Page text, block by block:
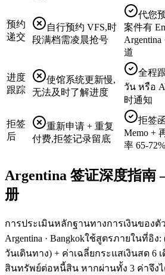
预约
递交
自行预约 VFS,时
段满档需凌晨抢号
代您
案件有
Argentina
道
进度
跟踪
使馆系统更新慢,
无法及时了解进度
全程
วัน หรือ
时通知
拒签
后
重新申请 + 重复
付费,拒签记录留底
拒签
Memo +
率 65-72%
Argentina 签证深度指南
册
การประเมินหลักฐานทางการเงินของ
Argentina · Bangkokใช้สูตรภายในที่อิง
วันเดินทาง) + ค่าเฉลี่ยกระแสเงินสด 6
สินทรัพย์ต่อหนี้สิน หากผ่านทั้ง 3 ค่าจึง